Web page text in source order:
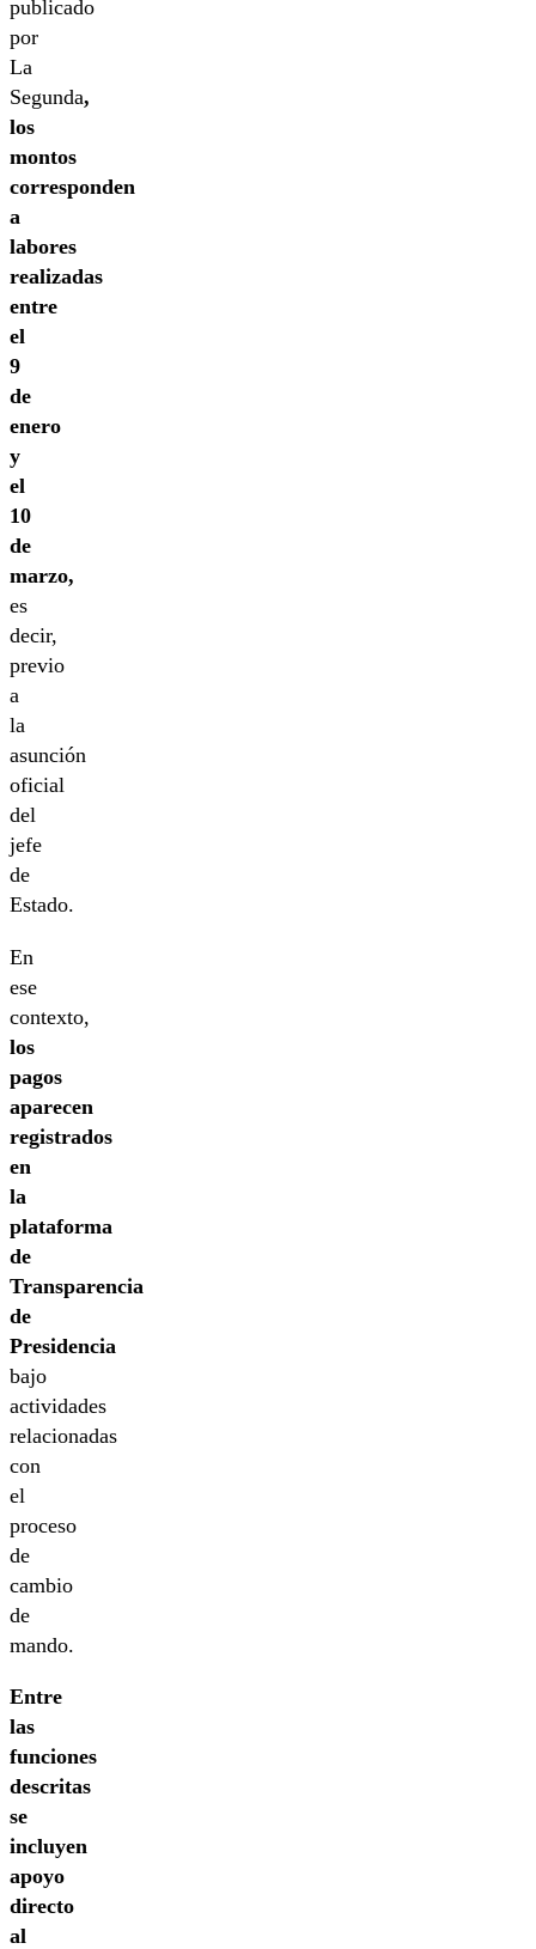
publicado
por
La
Segunda,
los
montos
corresponden
a
labores
realizadas
entre
el
9
de
enero
y
el
10
de
marzo,
es
decir,
previo
a
la
asunción
oficial
del
jefe
de
Estado.
En
ese
contexto,
los
pagos
aparecen
registrados
en
la
plataforma
de
Transparencia
de
Presidencia
bajo
actividades
relacionadas
con
el
proceso
de
cambio
de
mando.
Entre
las
funciones
descritas
se
incluyen
apoyo
directo
al